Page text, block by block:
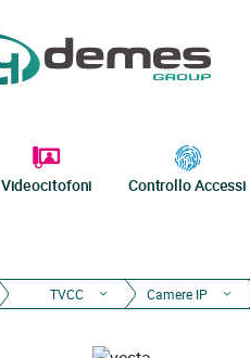
Videocitofoni Controllo Accessi
TVCC Camere IP